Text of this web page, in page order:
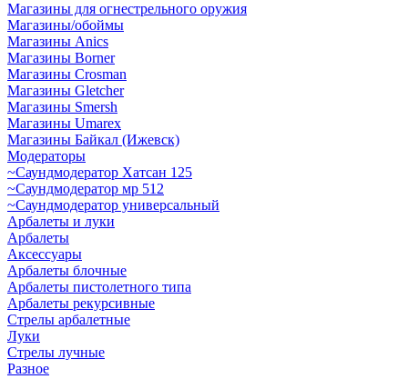
Магазины для огнестрельного оружия
Магазины/обоймы
Магазины Anics
Магазины Borner
Магазины Crosman
Магазины Gletcher
Магазины Smersh
Магазины Umarex
Магазины Байкал (Ижевск)
Модераторы
~Cаундмодератор Хатсан 125
~Саундмодератор мр 512
~Саундмодератор универсальный
Арбалеты и луки
Арбалеты
Аксессуары
Арбалеты блочные
Арбалеты пистолетного типа
Арбалеты рекурсивные
Стрелы арбалетные
Луки
Стрелы лучные
Разное